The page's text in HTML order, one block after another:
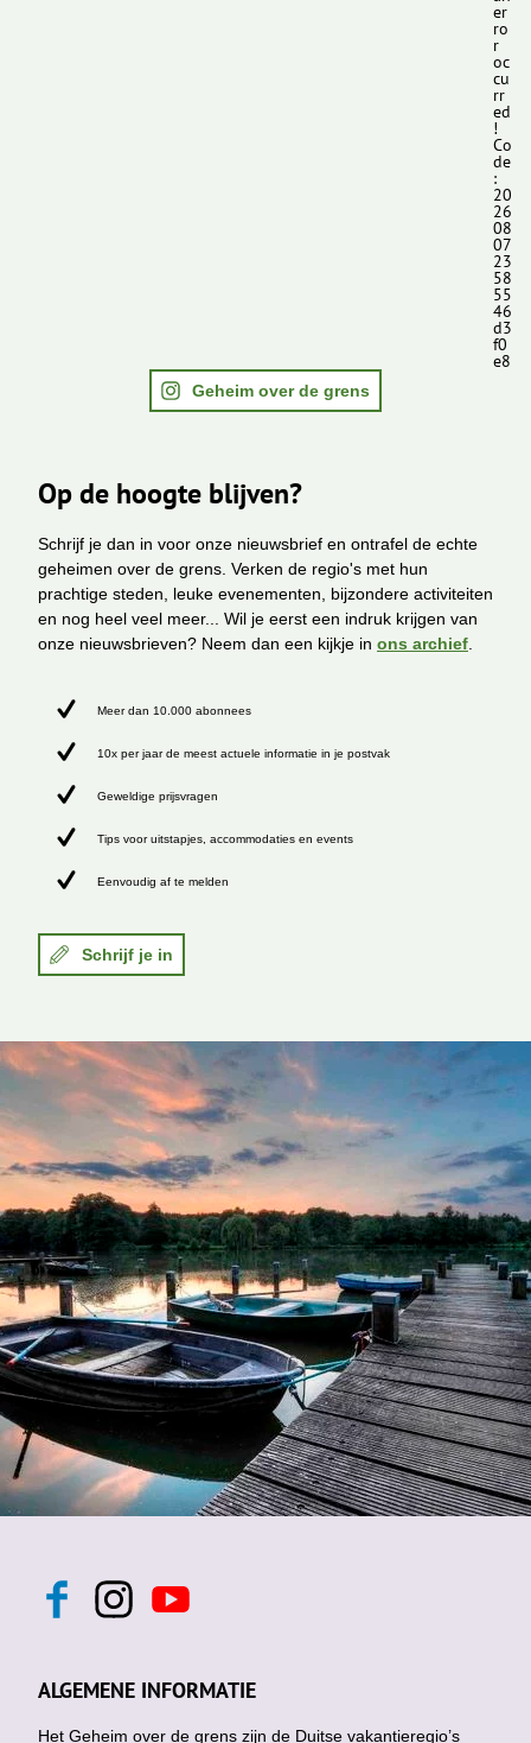
er
ro
r
oc
cu
rr
ed
!
Co
de
:
20
26
08
07
23
58
55
46
d3
f0
e8
Geheim over de grens
Op de hoogte blijven?
Schrijf je dan in voor onze nieuwsbrief en ontrafel de echte
geheimen over de grens. Verken de regio's met hun
prachtige steden, leuke evenementen, bijzondere activiteiten
en nog heel veel meer... Wil je eerst een indruk krijgen van
onze nieuwsbrieven? Neem dan een kijkje in ons archief.
Meer dan 10.000 abonnees
10x per jaar de meest actuele informatie in je postvak
Geweldige prijsvragen
Tips voor uitstapjes, accommodaties en events
Eenvoudig af te melden
Schrijf je in
F
b
o
I
n
a
g
Y
o
u
b
ALGEMENE INFORMATIE
Het Geheim over de grens zijn de Duitse vakantieregio’s